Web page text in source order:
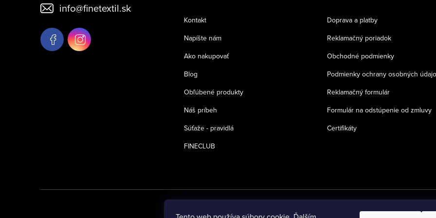
info@finetextil.sk
Kontakt
Napíšte nám
Ako nakupovať
Blog
Obľúbené produkty
Náš príbeh
Súťaže - pravidlá
FINECLUB
Doprava a platby
Reklamačný poriadok
Obchodné podmienky
Podmienky ochrany osobných
Reklamačný formulár
Formulár na odstúpenie od zmluvy
Certifikáty